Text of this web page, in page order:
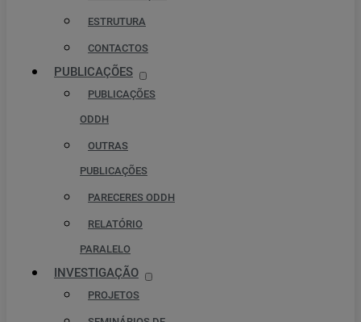
ESTRUTURA
CONTACTOS
PUBLICAÇÕES
PUBLICAÇÕES
ODDH
OUTRAS
PUBLICAÇÕES
PARECERES ODDH
RELATÓRIO
PARALELO
INVESTIGAÇÃO
PROJETOS